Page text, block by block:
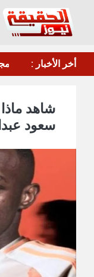
أخر الأخبار :
شاهد
سعود